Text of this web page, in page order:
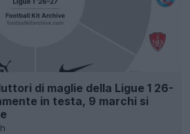
di maglie della Ligue 1 26-
in testa, 9 marchi si